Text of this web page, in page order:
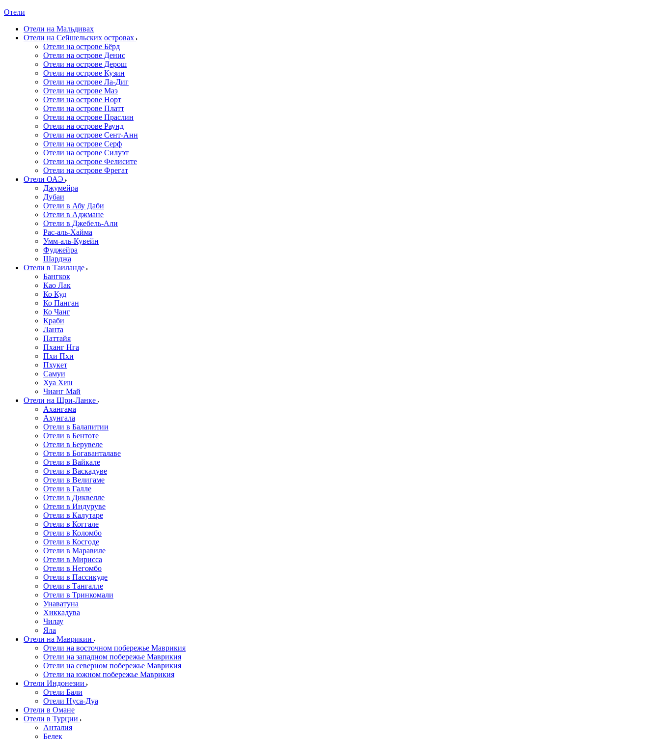
Отели
Отели на Мальдивах
Отели на Сейшельских островах
Отели на острове Бёрд
Отели на острове Денис
Отели на острове Дерош
Отели на острове Кузин
Отели на острове Ла-Диг
Отели на острове Маэ
Отели на острове Норт
Отели на острове Платт
Отели на острове Праслин
Отели на острове Раунд
Отели на острове Сент-Анн
Отели на острове Серф
Отели на острове Силуэт
Отели на острове Фелисите
Отели на острове Фрегат
Отели ОАЭ
Джумейра
Дубаи
Отели в Абу Даби
Отели в Аджмане
Отели в Джебель-Али
Рас-аль-Хайма
Умм-аль-Кувейн
Фуджейра
Шарджа
Отели в Таиланде
Бангкок
Као Лак
Ко Куд
Ко Панган
Ко Чанг
Краби
Ланта
Паттайя
Пханг Нга
Пхи Пхи
Пхукет
Самуи
Хуа Хин
Чианг Май
Отели на Шри-Ланке
Ахангама
Ахунгала
Отели в Балапитии
Отели в Бентоте
Отели в Берувеле
Отели в Богаванталаве
Отели в Вайкале
Отели в Васкадуве
Отели в Велигаме
Отели в Галле
Отели в Диквелле
Отели в Индуруве
Отели в Калутаре
Отели в Коггале
Отели в Коломбо
Отели в Косгоде
Отели в Маравиле
Отели в Мирисса
Отели в Негомбо
Отели в Пассикуде
Отели в Тангалле
Отели в Тринкомали
Унаватуна
Хиккадува
Чилау
Яла
Отели на Маврикии
Отели на восточном побережье Маврикия
Отели на западном побережье Маврикия
Отели на северном побережье Маврикия
Отели на южном побережье Маврикия
Отели Индонезии
Отели Бали
Отели Нуса-Дуа
Отели в Омане
Отели в Турции
Анталия
Белек